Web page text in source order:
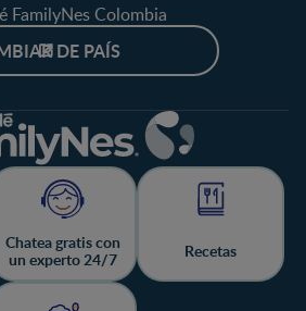
FamilyNes Colombia
DE PAÍS
Chatea gratis con
un experto 24/7
Recetas